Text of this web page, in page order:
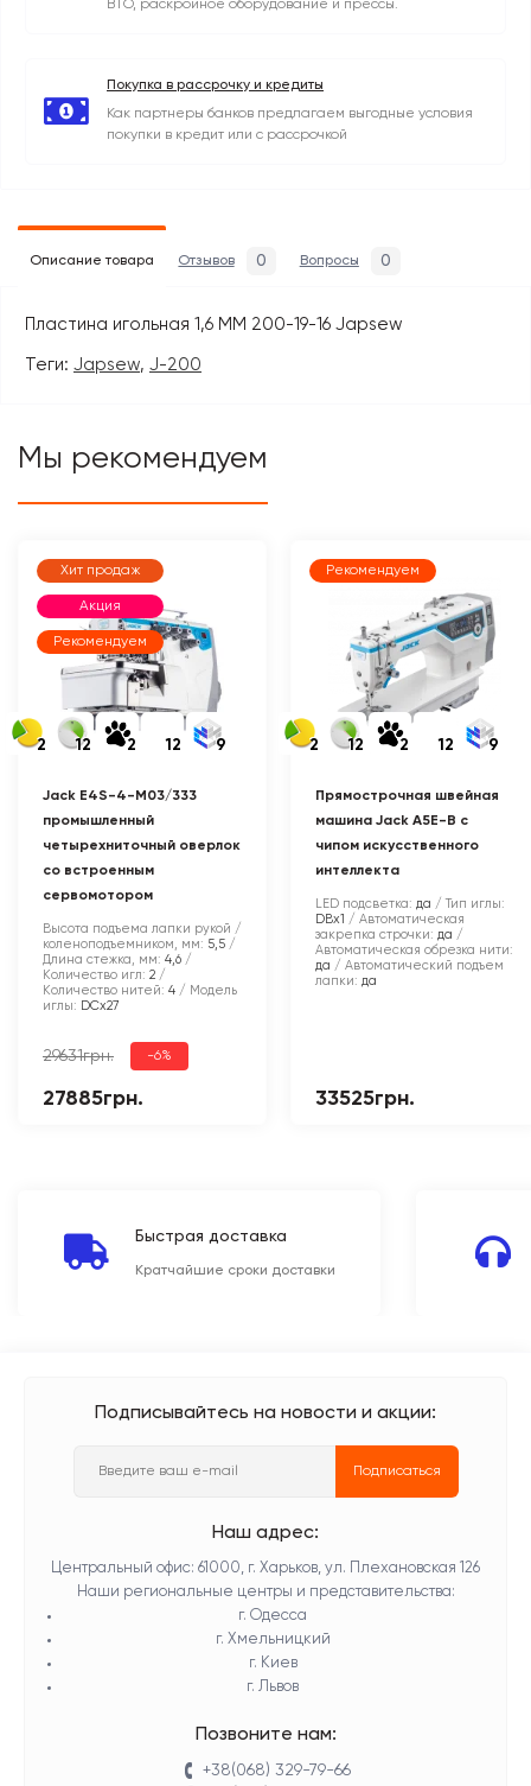
ВТО, раскройное оборудование и прессы.
Покупка в рассрочку и кредиты
Как партнеры банков предлагаем выгодные условия
покупки в кредит или с рассрочкой
Описание товара Отзывов 0 Вопросы 0
Пластина игольная 1,6 MM 200-19-16 Japsew
Теги: Japsew, J-200
Мы рекомендуем
Хит продаж
Акция
Рекомендуем
2 12 2 12 9
Jack E4S-4-M03/333
промышленный
четырехниточный оверлок
со встроенным
сервомотором
Высота подъема лапки рукой /
коленоподъемником, мм: 5,5
Длина стежка, мм: 4,6
Количество игл: 2
Количество нитей: 4
Модель
иглы: DCx27
29631грн. -6%
27885грн.
Рекомендуем
2 12 2 12 9
Прямострочная швейная
машина Jack A5E-B с
чипом искусственного
интеллекта
LED подсветка: да
Тип иглы:
DBx1
Автоматическая
закрепка строчки: да
Автоматическая обрезка нити:
да
Автоматический подъем
лапки: да
33525грн.
Быстрая доставка
Кратчайшие сроки доставки
Подписывайтесь на новости и акции:
Подписаться
Наш адрес:
Центральный офис: 61000, г. Харьков, ул. Плехановская 126
Наши региональные центры и представительства:
г. Одесса
г. Хмельницкий
г. Киев
г. Львов
Позвоните нам:
+38(068) 329-79-66